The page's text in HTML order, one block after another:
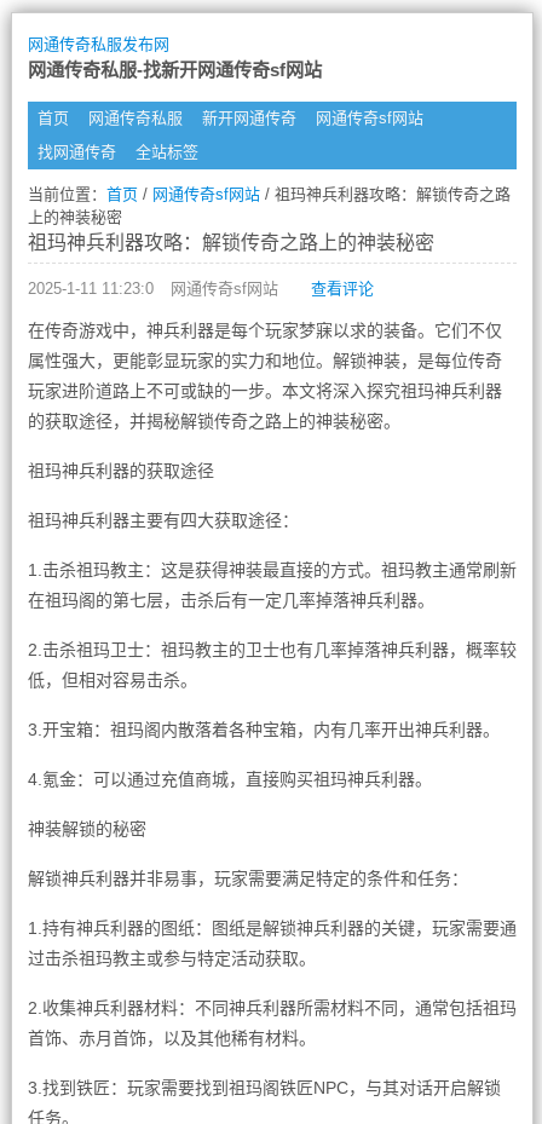
网通传奇私服发布网
网通传奇私服-找新开网通传奇sf网站
首页 网通传奇私服 新开网通传奇
网通传奇sf网站
找网通传奇
全站标签
当前位置： 首页/ 网通传奇sf网站/ 祖玛神兵利器攻略：解锁传奇之路
上的神装秘密
祖玛神兵利器攻略：解锁传奇之路上的神装秘密
2025-1-11 11:23:0 网通传奇sf网站 查看评论
在传奇游戏中，神兵利器是每个玩家梦寐以求的装备。它们不仅
属性强大，更能彰显玩家的实力和地位。解锁神装，是每位传奇
玩家进阶道路上不可或缺的一步。本文将深入探究祖玛神兵利器
的获取途径，并揭秘解锁传奇之路上的神装秘密。
祖玛神兵利器的获取途径
祖玛神兵利器主要有四大获取途径：
1.击杀祖玛教主：这是获得神装最直接的方式。祖玛教主通常刷新
在祖玛阁的第七层，击杀后有一定几率掉落神兵利器。
2.击杀祖玛卫士：祖玛教主的卫士也有几率掉落神兵利器，概率较
低，但相对容易击杀。
3.开宝箱：祖玛阁内散落着各种宝箱，内有几率开出神兵利器。
4.氪金：可以通过充值商城，直接购买祖玛神兵利器。
神装解锁的秘密
解锁神兵利器并非易事，玩家需要满足特定的条件和任务：
1.持有神兵利器的图纸：图纸是解锁神兵利器的关键，玩家需要通
过击杀祖玛教主或参与特定活动获取。
2.收集神兵利器材料：不同神兵利器所需材料不同，通常包括祖玛
首饰、赤月首饰，以及其他稀有材料。
3.找到铁匠：玩家需要找到祖玛阁铁匠NPC，与其对话开启解锁
任务。